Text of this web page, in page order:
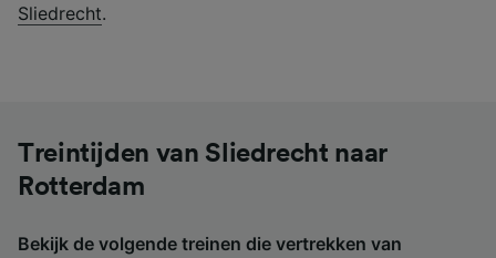
Sliedrecht.
Treintijden van Sliedrecht naar
Rotterdam
Bekijk de volgende treinen die vertrekken van